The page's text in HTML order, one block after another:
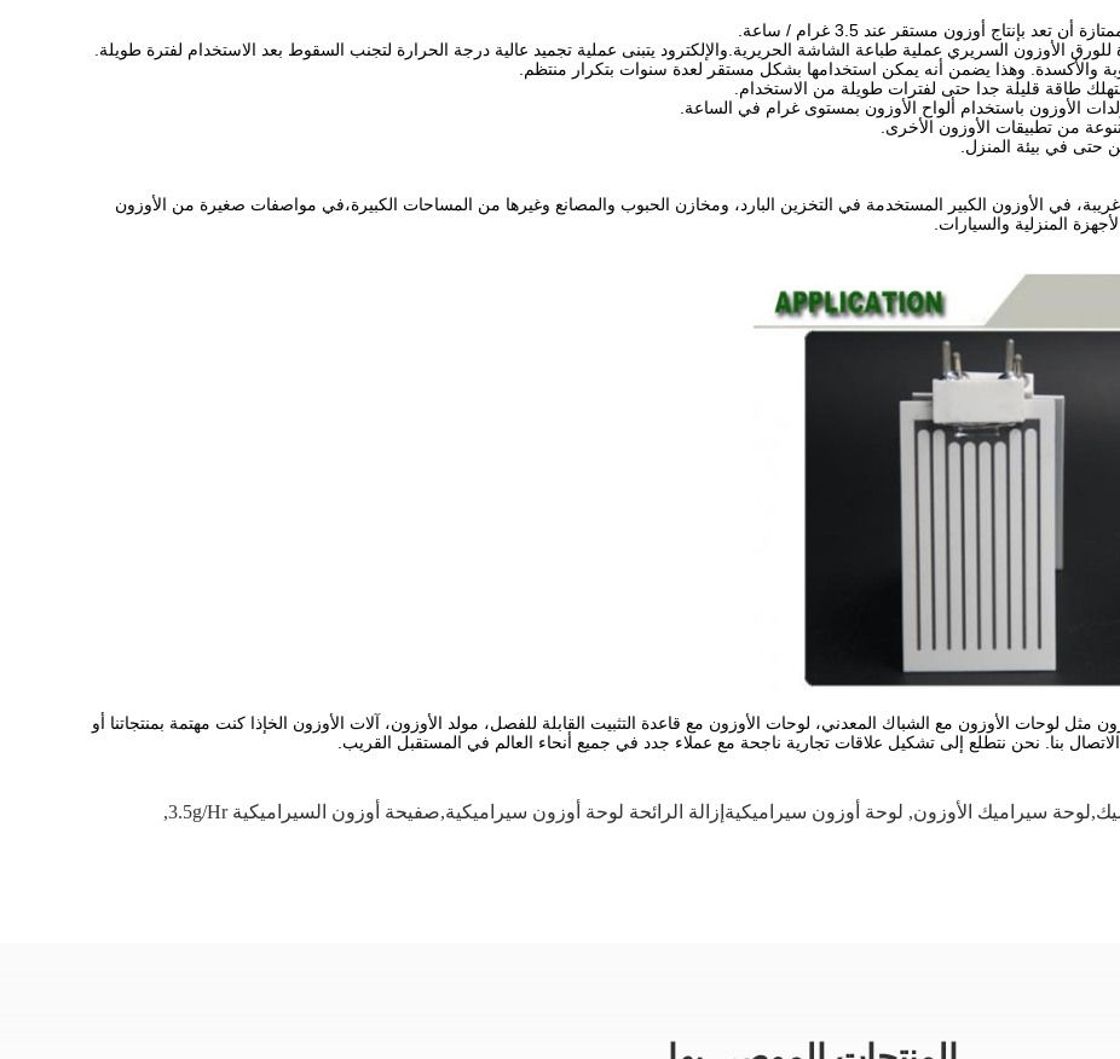
بإنتاج أوزون مستقر عند 3.5 غرام / ساعة.
للورق الأوزون السريري عملية طباعة الشاشة الحريرية.والإلكترود يتبنى عملية تجميد عالية درجة الحرارة لتجنب السقوط بعد الاستخدام لفترة طويلة.
والأكسدة. وهذا يضمن أنه يمكن استخدامها بشكل مستقر لعدة سنوات بتكرار منتظم.
طاقة قليلة جدا حتى لفترات طويلة من الاستخدام.
الأوزون باستخدام ألواح الأوزون بمستوى غرام في الساعة.
من تطبيقات الأوزون الأخرى.
حتى في بيئة المنزل.
غريبة، في الأوزون الكبير المستخدمة في التخزين البارد، ومخازن الحبوب والمصانع وغيرها من المساحات الكبيرة،في مواصفات صغيرة من الأوزون
المنزلية والسيارات.
مثل لوحات الأوزون مع الشباك المعدني، لوحات الأوزون مع قاعدة التثبيت القابلة للفصل، مولد الأوزون، آلات الأوزون الخإذا كنت مهتمة بمنتجاتنا أو
بنا. نحن نتطلع إلى تشكيل علاقات تجارية ناجحة مع عملاء جدد في جميع أنحاء العالم في المستقبل القريب.
سيراميك الأوزون, لوحة أوزون سيراميكيةإزالة الرائحة لوحة أوزون سيراميكية,صفيحة أوزون السيراميكية 3.5g/hr ,